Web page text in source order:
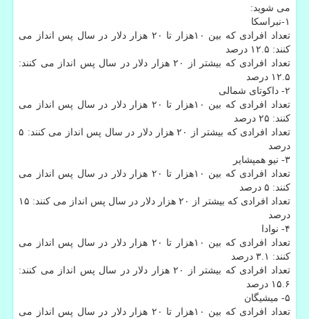
می شوید:
۱-نبراسكا
تعداد افرادی كه بین ۱۰هزار تا ۲۰ هزار دلار در سال پس انداز می
كنند: ۱۲.۵ درصد
تعداد افرادی كه بیشتر از ۲۰ هزار دلار در سال پس انداز می كنند:
۱۲.۵ درصد
۲- داكوتای شمالی
تعداد افرادی كه بین ۱۰هزار تا ۲۰ هزار دلار در سال پس انداز می
كنند: ۲۵ درصد
تعداد افرادی كه بیشتر از ۲۰ هزار دلار در سال پس انداز می كنند: ۵
درصد
۳- نیو همپشایر
تعداد افرادی كه بین ۱۰هزار تا ۲۰ هزار دلار در سال پس انداز می
كنند: ۵ درصد
تعداد افرادی كه بیشتر از ۲۰ هزار دلار در سال پس انداز می كنند: ۱۵
درصد
۴- نوادا
تعداد افرادی كه بین ۱۰هزار تا ۲۰ هزار دلار در سال پس انداز می
كنند: ۳.۱ درصد
تعداد افرادی كه بیشتر از ۲۰ هزار دلار در سال پس انداز می كنند:
۱۵.۶ درصد
۵- میشیگان
تعداد افرادی كه بین ۱۰هزار تا ۲۰ هزار دلار در سال پس انداز می